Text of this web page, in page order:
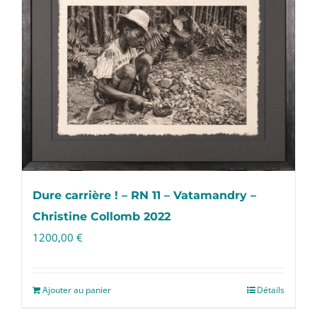
Dure carrière ! – RN 11 – Vatamandry –
Christine Collomb 2022
1200,00 €
Ajouter au panier Détails